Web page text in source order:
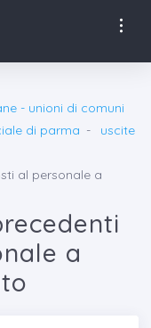
- unioni di comuni
di parma
uscite
al personale a
a